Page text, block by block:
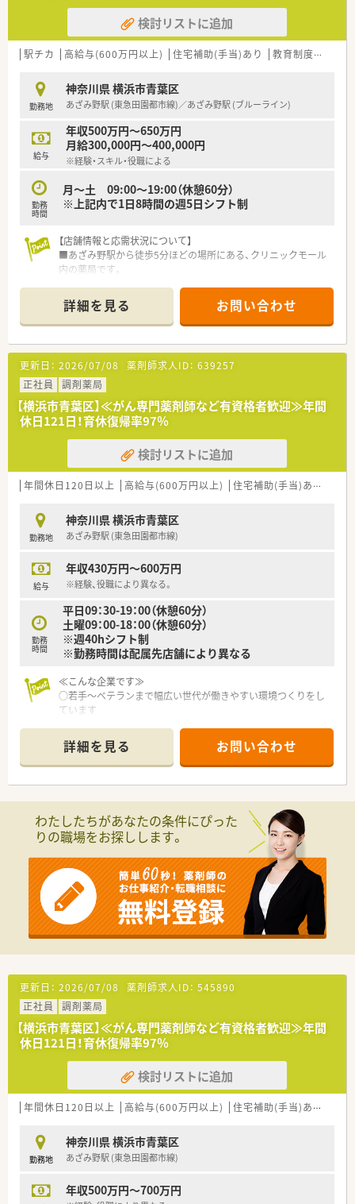
≪店舗について≫
〇人気のあざみ野エリア！あざみ野駅から徒歩10分程の場所に
ある薬局です。
〇平日は18時まで、土曜は14時までの開局時間です。
≪業務について≫
〇主に外来を中心に対応！
基本は内科・消化器科ですが、近隣に中核病院・大学病院などもご
ざいますので、幅広い科目に携わっていただけます。
検討リストに追加
駅チカ 高給与(600万円以上) 住宅補助(手当)あり 教育制度あり
勤務地
神奈川県 横浜市青葉区
あざみ野駅 (東急田園都市線)／あざみ野駅 (ブルーライン)
給与
年収500万円～650万円
月給300,000円～400,000円
※経験・スキル・役職による
勤務
時間
月～土 09:00～19:00（休憩60分）
※上記内で1日8時間の週5日シフト制
【店舗情報と応需状況について】
■あざみ野駅から徒歩5分ほどの場所にある、クリニックモール
内の薬局です。
ックより、1日あたり約150枚の処方箋を応需しています。
■薬剤師は常勤5名とパート1名が在籍しており、医療事務と共
に協力しながら複数名体制で働いています。
【想定されるキャリアイメージ】
■研修認定薬剤師の資格を取得し、常に最新の医療知識を前向き
に学び続けている方が多く在籍しています。
■将来的には薬局長へのステップアップの道も開かれており、管
理職としてマネジメントの経験を積めます。
■在宅医療に特化した専門的な研修も用意されており、地域貢献
度の高い薬剤師として確実に成長できます。
【こんな取り組みをしています】
■患者様の居宅を再現した研修センターで、実際の訪問業務を模
■従業員とその家族も利用できる割引購入制度を導入し、日常生
活を豊かにする経済的な支援を行っています。
■高い取得率を誇る5日連続休暇制度を設けており、心身ともに
【法人特徴について】
アを700店舗以上展開している安定企業です。
■34年間にわたり連続で成長を続けており、首都圏における高
いシェア確保により経営基盤は非常に盤石です。
■ノルマを設けず、お客様の健康や問題解決に本質的なサービス
詳細を見る お問い合わせ
更新日： 2026/07/08 薬剤師求人ID： 639257
正社員
調剤薬局
【横浜市青葉区】≪がん専門薬剤師など有資格者歓迎≫年間
休日121日！育休復帰率97％
検討リストに追加
年間休日120日以上 高給与(600万円以上) 住宅補助(手当)あり
勤務地
神奈川県 横浜市青葉区
あざみ野駅 (東急田園都市線)
給与
年収430万円～600万円
※経験、役職により異なる。
勤務
時間
平日09：30-19：00（休憩60分）
土曜09：00-18：00（休憩60分）
※週40hシフト制
※勤務時間は配属先店舗により異なる
≪こんな企業です≫
○若手～ベテランまで幅広い世代が働きやすい環境つくりをし
ています
す
〇オーベン・ネーベン制度を介したOJT研修を通し、現場業務を
覚えていただけます。
〇外来がん治療専門薬剤師や緩和薬物療法認定薬剤師といった
≪店舗について≫
〇あざみ野駅近くにあり、近隣クリニックの他幅広い医療機関か
ら処方箋を応需しています！
〇今年5月にオープンした新店です
≪業務について≫
〇近隣クリニックの他、大学病院など幅広い科目・症例の処方箋
に対応いただきます。
〇外来対応の他、在宅業務も行っておりますので、往診同行など
≪こんな方に≫
■下記、専門資格保有者（スペシャリスト）
■もしくは下記専門資格取得を目指したいという意欲のある方
①外来がん治療専門薬剤師
②緩和薬物療法認定薬剤師
③腎臓病薬物療法専門（認定）薬剤師
④栄養サポートチーム専門療法士
⑤糖尿病薬物療法認定薬剤師
⑥がん専門薬剤師
詳細を見る お問い合わせ
わたしたちがあなたの条件にぴった
りの職場をお探しします。
更新日： 2026/07/08 薬剤師求人ID： 545890
正社員
調剤薬局
【横浜市青葉区】≪がん専門薬剤師など有資格者歓迎≫年間
休日121日！育休復帰率97％
検討リストに追加
年間休日120日以上 高給与(600万円以上) 住宅補助(手当)あり
勤務地
神奈川県 横浜市青葉区
あざみ野駅 (東急田園都市線)
年収500万円～700万円